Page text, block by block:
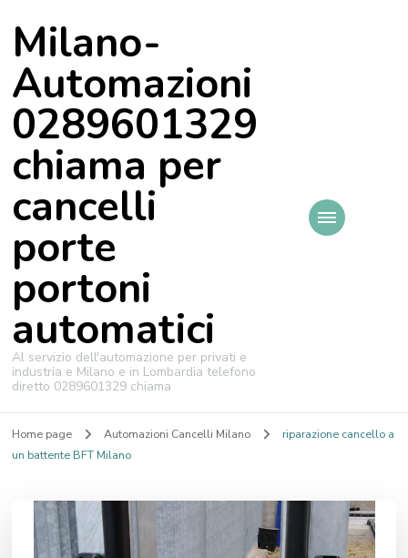
Milano-
Automazioni
0289601329
chiama per
cancelli
porte
portoni
automatici
Al servizio dell'automazione per privati e
industria e Milano e in Lombardia telefono
diretto 0289601329 chiama
Home page Automazioni Cancelli Milano
riparazione cancello a
un battente BFT Milano